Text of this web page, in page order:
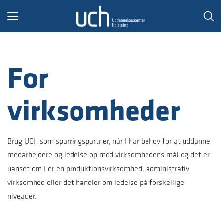
Toggle
For
virksomheder
Brug UCH som sparringspartner, når I har behov for at uddanne
medarbejdere og ledelse op mod virksomhedens mål og det er
uanset om I er en produktionsvirksomhed, administrativ
virksomhed eller det handler om ledelse på forskellige
niveauer.